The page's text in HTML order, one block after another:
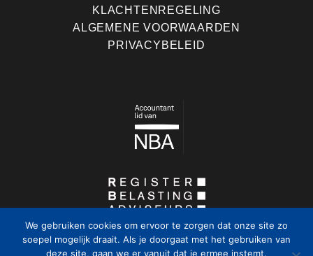
KLACHTENREGELING
ALGEMENE VOORWAARDEN
PRIVACYBELEID
We gebruiken cookies om ervoor te zorgen dat onze site zo
soepel mogelijk draait. Als je doorgaat met het gebruiken van
deze site, gaan we er vanuit dat je ermee instemt.